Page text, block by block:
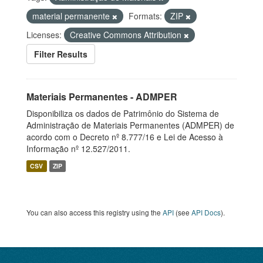
material permanente
Formats:
ZIP
Licenses:
Creative Commons Attribution
Filter Results
Materiais Permanentes - ADMPER
Disponibiliza os dados de Patrimônio do Sistema de
Administração de Materiais Permanentes (ADMPER) de
acordo com o Decreto nº 8.777/16 e Lei de Acesso à
Informação nº 12.527/2011.
CSV ZIP
You can also access this registry using the API (see API Docs).